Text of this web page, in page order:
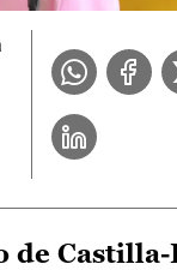
de Castilla-